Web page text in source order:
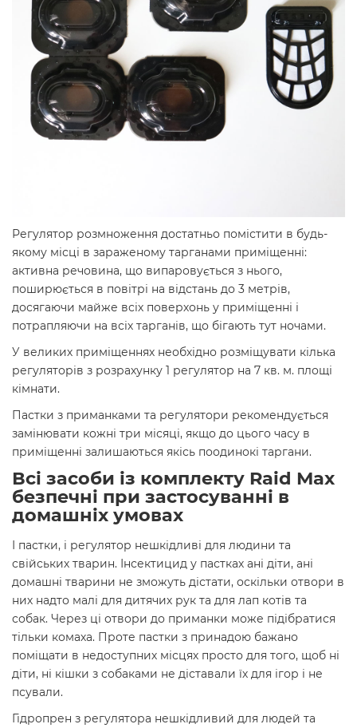
Регулятор розмноження достатньо помістити в будь-
якому місці в зараженому тарганами приміщенні:
активна речовина, що випаровується з нього,
поширюється в повітрі на відстань до 3 метрів,
досягаючи майже всіх поверхонь у приміщенні і
потрапляючи на всіх тарганів, що бігають тут ночами.
У великих приміщеннях необхідно розміщувати кілька
регуляторів з розрахунку 1 регулятор на 7 кв. м. площі
кімнати.
Пастки з приманками та регулятори рекомендується
замінювати кожні три місяці, якщо до цього часу в
приміщенні залишаються якісь поодинокі таргани.
Всі засоби із комплекту Raid Max
безпечні при застосуванні в
домашніх умовах
І пастки, і регулятор нешкідливі для людини та
свійських тварин. Інсектицид у пастках ані діти, ані
домашні тварини не зможуть дістати, оскільки отвори в
них надто малі для дитячих рук та для лап котів та
собак. Через ці отвори до приманки може підібратися
тільки комаха. Проте пастки з принадою бажано
поміщати в недоступних місцях просто для того, щоб ні
діти, ні кішки з собаками не діставали їх для ігор і не
псували.
Гідропрен з регулятора нешкідливий для людей та